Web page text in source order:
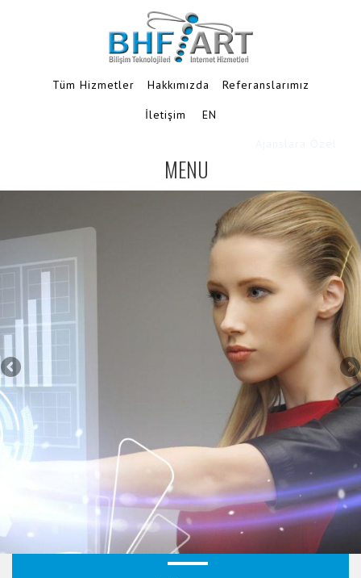
Tüm Hizmetler Hakkımızda Referanslarımız
İletişim
EN
MENU
TOGGLE
NAVIGATION